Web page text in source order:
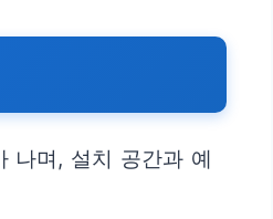
나며, 설치 공간과 예